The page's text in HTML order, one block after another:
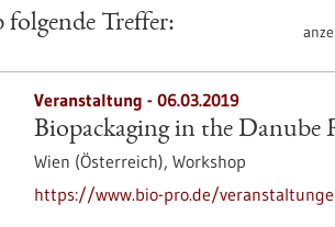
folgende Treffer:
Veranstaltung - 06.03.2019
Biopackaging in the Danube
Wien (Österreich), Workshop
https://www.bio-pro.de/